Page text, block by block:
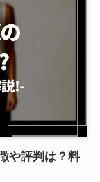
や評判は？料